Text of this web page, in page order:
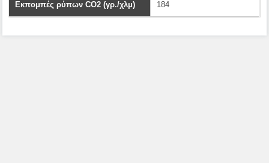
Εκπομπές ρύπων CO2 (γρ./χλμ) 184